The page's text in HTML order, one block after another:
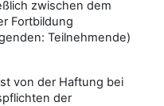
zwischen dem
Fortbildung
Teilnehmende)
von der Haftung bei
der